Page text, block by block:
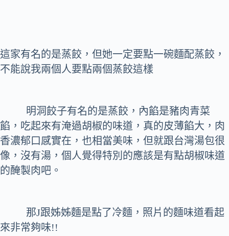
這家有名的是蒸餃，但她一定要點一碗麵配蒸餃，
不能說我兩個人要點兩個蒸餃這樣
明洞餃子有名的是蒸餃，內餡是豬肉青菜
餡，吃起來有淹過胡椒的味道，真的皮薄餡大，肉
香濃郁口感實在，也相當美味，但就跟台灣湯包很
像，沒有湯，個人覺得特別的應該是有點胡椒味道
的醃製肉吧。
那J跟姊姊麵是點了冷麵，照片的麵味道看起
來非常夠味!!